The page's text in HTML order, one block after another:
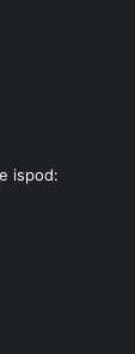
ispod: